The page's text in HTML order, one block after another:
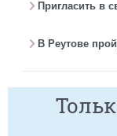
Пригласить в
В Реутове